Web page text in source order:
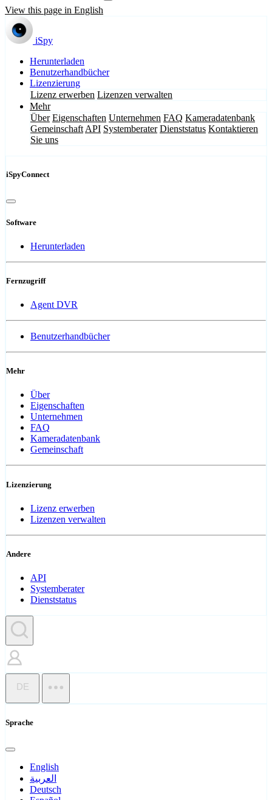
View this page in English
iSpy
Herunterladen
Benutzerhandbücher
Lizenzierung
Lizenz erwerben Lizenzen verwalten
Mehr
Über Eigenschaften Unternehmen FAQ Kameradatenbank
Gemeinschaft API Systemberater Dienststatus Kontaktieren
Sie uns
iSpyConnect
Software
Herunterladen
Fernzugriff
Agent DVR
Benutzerhandbücher
Mehr
Über
Eigenschaften
Unternehmen
FAQ
Kameradatenbank
Gemeinschaft
Lizenzierung
Lizenz erwerben
Lizenzen verwalten
Andere
API
Systemberater
Dienststatus
DE
Sprache
English
العربية
Deutsch